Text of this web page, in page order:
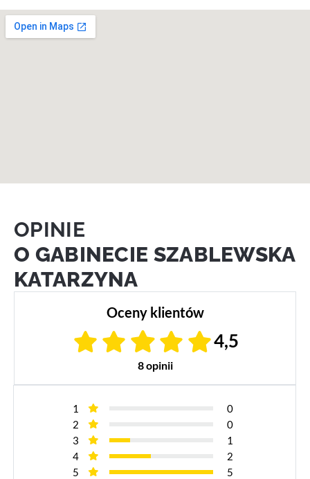
OPINIE
O GABINECIE SZABLEWSKA
KATARZYNA
Oceny klientów
4,5
8 opinii
1
0
2
0
3
1
4
2
5
5